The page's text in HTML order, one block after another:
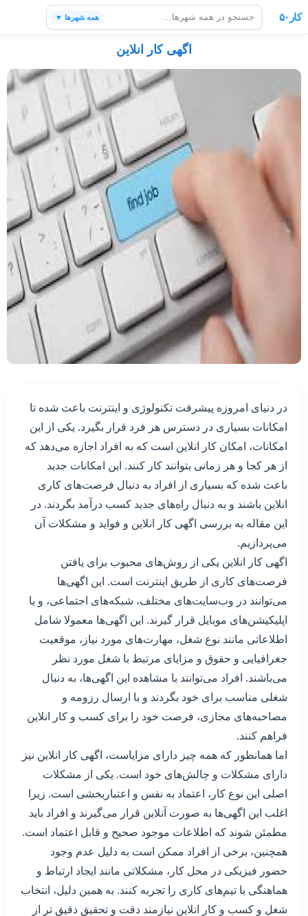
کار۵۰ همه شهرها ▼
اگهی کار انلاین
در دنیای امروزه پیشرفت تکنولوژی و اینترنت باعث شده تا
امکانات بسیاری در دسترس هر فرد قرار بگیرد. یکی از این
امکانات، امکان کار انلاین است که به افراد اجازه می‌دهد که
از هر کجا و هر زمانی بتوانند کار کنند. این امکانات جدید
باعث شده که بسیاری از افراد به دنبال فرصت‌های کاری
انلاین باشند و به دنبال راه‌های جدید کسب درآمد بگردند. در
این مقاله به بررسی اگهی کار انلاین و فواید و مشکلات آن
می‌پردازیم.
اگهی کار انلاین یکی از روش‌های محبوب برای یافتن
فرصت‌های کاری از طریق اینترنت است. این اگهی‌ها
می‌توانند در وب‌سایت‌های مختلف، شبکه‌های اجتماعی، و یا
اپلیکیشن‌های موبایل قرار گیرند. این اگهی‌ها معمولا شامل
اطلاعاتی مانند نوع شغل، مهارت‌های مورد نیاز، موقعیت
جغرافیایی و حقوق و مزایای مرتبط با شغل مورد نظر
می‌باشند. افراد می‌توانند با مشاهده این اگهی‌ها، به دنبال
شغلی مناسب برای خود بگردند و با ارسال رزومه و
مصاحبه‌های مجازی، فرصت خود را برای کسب و کار انلاین
فراهم کنند.
اما همانطور که همه چیز دارای مزایاست، اگهی کار انلاین نیز
دارای مشکلات و چالش‌های خود است. یکی از مشکلات
اصلی این نوع کار، اعتماد به نفس و اعتباربخشی است. زیرا
اغلب این اگهی‌ها به صورت آنلاین قرار می‌گیرند و افراد باید
مطمئن شوند که اطلاعات موجود صحیح و قابل اعتماد است.
همچنین، برخی از افراد ممکن است به دلیل عدم وجود
حضور فیزیکی در محل کار، مشکلاتی مانند ایجاد ارتباط و
هماهنگی با تیم‌های کاری را تجربه کنند. به همین دلیل، انتخاب
شغل و کسب و کار انلاین نیازمند دقت و تحقیق دقیق تر از